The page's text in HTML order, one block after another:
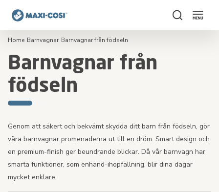
Sök
Home Barnvagnar Barnvagnar från födseln
Barnvagnar från
födseln
Genom att säkert och bekvämt skydda ditt barn från födseln, gör
våra barnvagnar promenaderna ut till en dröm. Smart design och
en premium-finish ger beundrande blickar. Då vår barnvagn har
smarta funktioner, som enhand-ihopfällning, blir dina dagar
mycket enklare.